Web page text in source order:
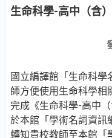
生命科學-高中（含
國立編譯館「生命科學
師方便使用生命科學相
完成《生命科學-高中
於本館「學術名詞資訊
轉知貴校教師至本館「